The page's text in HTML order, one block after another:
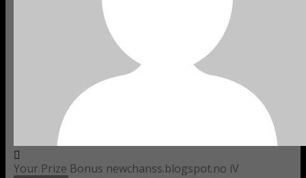
Your Prize Bonus newchanss.blogspot.no iV